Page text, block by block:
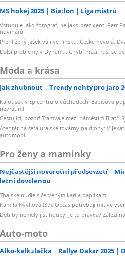
MS hokej 2025 Biatlon Liga mistrů
Vstupuje jako fotograf, ne jako prezident. Petr
novinářů
Přehlížený Jašek válí ve Finsku, Česko nevolá:
Další problémy v Dynamu. Chybí hráči, ruší se
Móda a krása
Jak zhubnout Trendy nehty pro jaro
Kalousek v Epicentru o důchodech: Babišova
nevrátím!
Cestující, pozor! Tramvaje mezi náměstím Bratří
Atentát na šéfa uralské továrny na drony: V
automobil
Pro ženy a maminky
Nejčastější novoroční předsevzetí
letní dovolenou
Thajské nudle s červeným kari a paprikami
Kamila Nývltová (37): Občas potřebuji mít ve
Děti by neměly jíst houby! Je to pravda? Záleží
Auto-moto
Alko-kalkulačka Rallye Dakar 2025